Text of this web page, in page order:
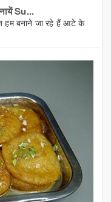
Su...
हम बनाने जा रहे हैं आटे के